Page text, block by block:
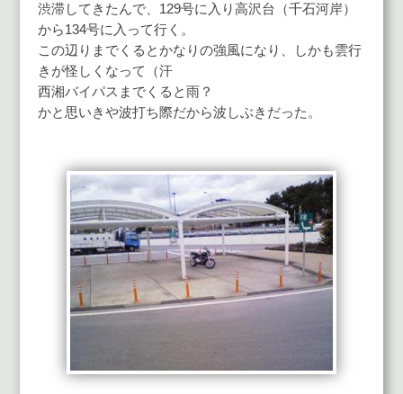
渋滞してきたんで、129号に入り高沢台（千石河岸）
から134号に入って行く。
この辺りまでくるとかなりの強風になり、しかも雲行
きが怪しくなって（汗
西湘バイパスまでくると雨？
かと思いきや波打ち際だから波しぶきだった。